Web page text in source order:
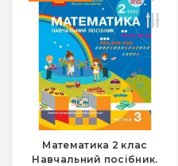
Математика 2 клас
Навчальний посібник.